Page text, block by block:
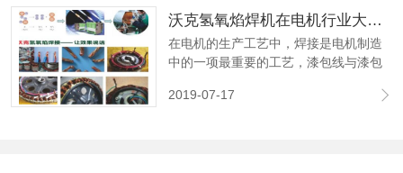
系统试验等。
沃克氢氧焰焊机在电机行业大显神威,取代铜线碰焊机获好评如潮！
在电机的生产工艺中，焊接是电机制造
中的一项最重要的工艺，漆包线与漆包
直接影响电机的性能、安全及使用寿
2019-07-17